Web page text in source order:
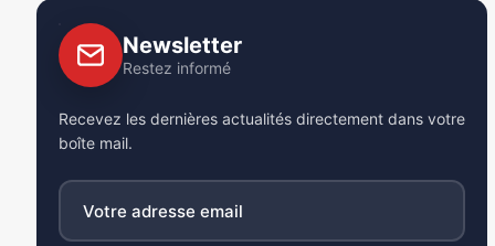
Newsletter
Restez informé
Recevez les dernières actualités directement dans votre
boîte mail.